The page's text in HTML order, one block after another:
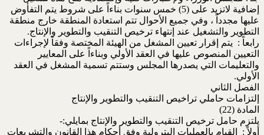
إضافية لاتزيد على (5) خمس سنوات بناءاً على شروط يتم التفأوض
عليها مجدداً ، وفي جميع الأحوال تتم استعادة المنطقة خارج منطقة
التطوير والتشغيل عند إنتهاء ترخيص التنقيب والتطوير والإنتاج.
رابعاً : يتم إقرار تعيين المشغل من الهيئة المختصة وفقاً لإجراءات
التعيين المنصوص عليها في العقد الأولي وبناءاً على المعايير
والتعليمات التي يصدرها المجلس وستتم تسمية المشغل في العقد
الأولي.
الفصل الثاني
إلتزامات حاملي تراخيص التنقيب والتطوير والإنتاج
المادة (22)
يلتزم حامل ترخيص التنقيب والتطوير والإنتاج بمايلي:-
أولاً : القيام بالعمليات البترولية وفق أحكام هذا القانون والتشريعات